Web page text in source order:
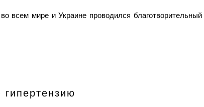
всем мире и Украине проводился